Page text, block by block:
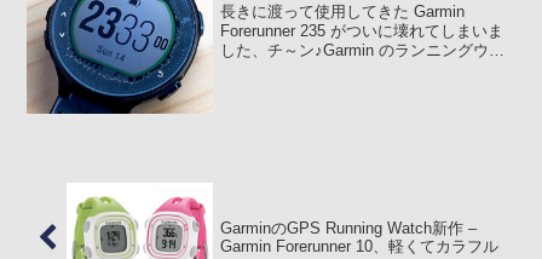
長きに渡って使用してきた Garmin
Forerunner 235 がついに壊れてしまいま
した、チ～ン♪Garmin のランニングウォ
GarminのGPS Running Watch新作 –
Garmin Forerunner 10、軽くてカラフル